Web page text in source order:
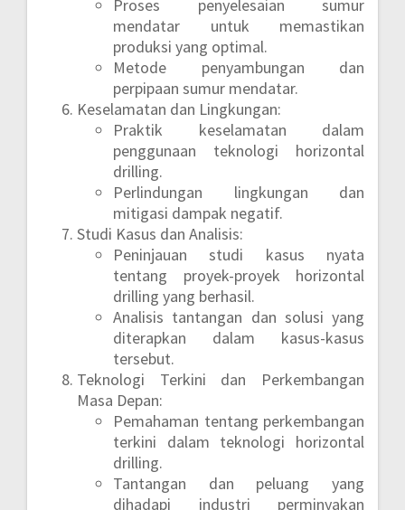
Proses penyelesaian sumur
mendatar untuk memastikan
produksi yang optimal.
Metode penyambungan dan
perpipaan sumur mendatar.
Keselamatan dan Lingkungan:
Praktik keselamatan dalam
penggunaan teknologi horizontal
drilling.
Perlindungan lingkungan dan
mitigasi dampak negatif.
Studi Kasus dan Analisis:
Peninjauan studi kasus nyata
tentang proyek-proyek horizontal
drilling yang berhasil.
Analisis tantangan dan solusi yang
diterapkan dalam kasus-kasus
tersebut.
Teknologi Terkini dan Perkembangan
Masa Depan:
Pemahaman tentang perkembangan
terkini dalam teknologi horizontal
drilling.
Tantangan dan peluang yang
dihadapi industri perminyakan